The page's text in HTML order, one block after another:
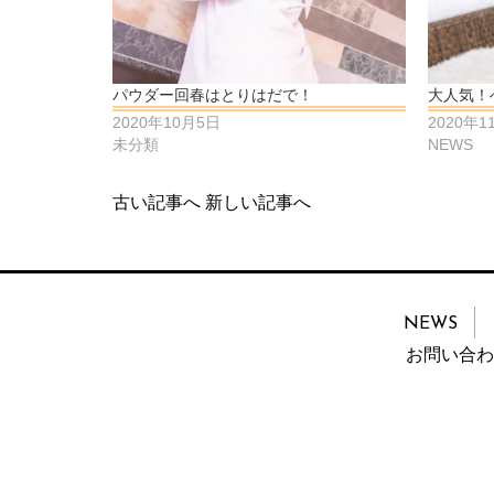
パウダー回春はとりはだで！
2020年10月5日
未分類
大人気
2020年
NEWS
古い記事へ 新しい記事へ
NEWS
お問い合